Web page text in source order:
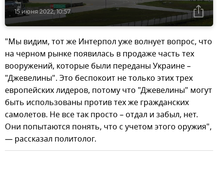
15 июня 2022, 10:57
"Мы видим, тот же Интерпол уже волнует вопрос, что
на черном рынке появилась в продаже часть тех
вооружений, которые были переданы Украине –
"Джевелины". Это беспокоит не только этих трех
европейских лидеров, потому что "Джевелины" могут
быть использованы против тех же гражданских
самолетов. Не все так просто – отдал и забыл, нет.
Они попытаются понять, что с учетом этого оружия",
— рассказал политолог.